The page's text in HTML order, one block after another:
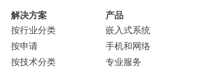
解决方案
按行业分类
按申请
按技术分类
产品
嵌入式系统
手机和网络
专业服务